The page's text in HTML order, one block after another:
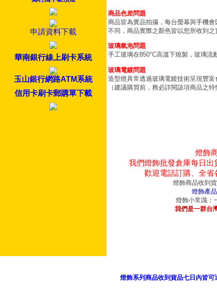
申請資料下載
華南銀行線上刷卡系統
玉山銀行網路ATM系統
信用卡刷卡郵購單下載
商品色差問題
商品皆為實品拍攝，每台螢幕與手機
不同，商品實際之顏色皆以您所收到之
玻璃氣泡問題
手工玻璃在850°C高溫下燒製，玻璃
玻璃電鍍問題
造型燈具常透過玻璃電鍍技術呈現豐
（建議購買前，務必詳閱該項商品之
燈飾
我們燈飾批發倉庫每日
歡迎電話訂購、全
燈飾商品收到
燈飾產
燈飾小常識：
我們是一群台
燈飾系列商品收到貨品七日內皆